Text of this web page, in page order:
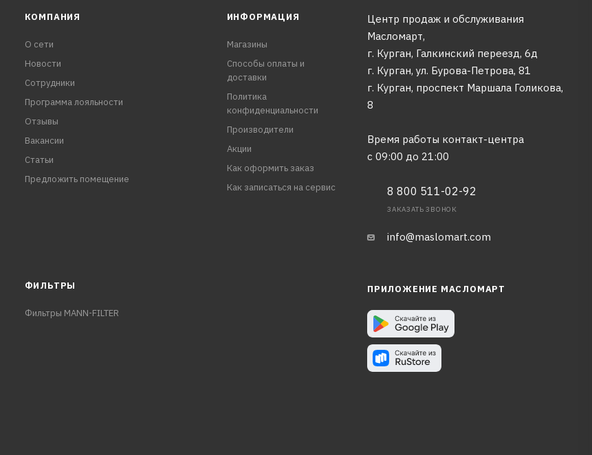
КОМПАНИЯ
О сети
Новости
Сотрудники
Программа лояльности
Отзывы
Вакансии
Статьи
Предложить помещение
ИНФОРМАЦИЯ
Магазины
Способы оплаты и
доставки
Политика
конфиденциальности
Производители
Акции
Как оформить заказ
Как записаться на сервис
Центр продаж и обслуживания
Масломарт,
г. Курган, Галкинский переезд, 6д
г. Курган, ул. Бурова-Петрова, 81
г. Курган, проспект Маршала Голикова,
8
Время работы контакт-центра
с 09:00 до 21:00
8 800 511-02-92
ЗАКАЗАТЬ ЗВОНОК
info@maslomart.com
ФИЛЬТРЫ
Фильтры MANN-FILTER
ПРИЛОЖЕНИЕ МАСЛОМАРТ